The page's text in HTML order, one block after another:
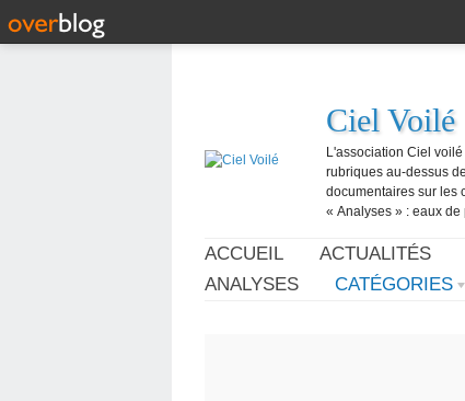
Ciel Voilé
L'association Ciel
rubriques au-dessus
documentaires sur les
« Analyses » : eaux
ACCUEIL ACTUALITÉS
ANALYSES
CATÉGORIES